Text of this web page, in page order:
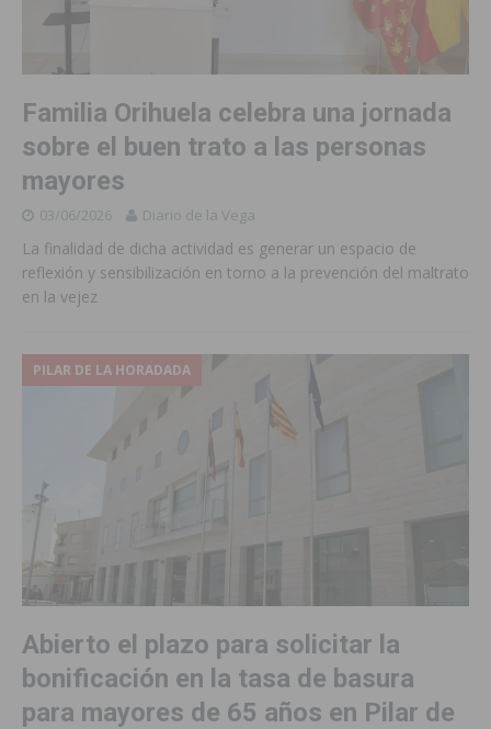
Familia Orihuela celebra una jornada
sobre el buen trato a las personas
mayores
03/06/2026 Diario de la Vega
La finalidad de dicha actividad es generar un espacio de
reflexión y sensibilización en torno a la prevención del maltrato
en la vejez
PILAR DE LA HORADADA
Abierto el plazo para solicitar la
bonificación en la tasa de basura
para mayores de 65 años en Pilar de